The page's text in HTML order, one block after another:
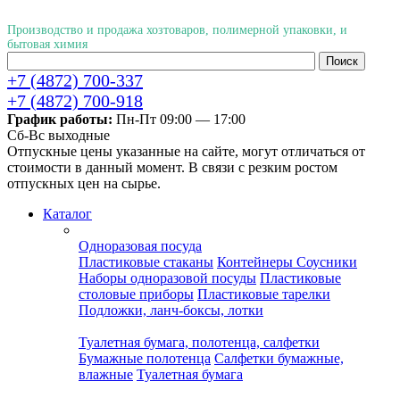
Производство и продажа хозтоваров, полимерной упаковки, и
бытовая химия
+7 (4872) 700-337
+7 (4872) 700-918
График работы: Пн-Пт 09:00 — 17:00
Cб-Вс выходные
Отпускные цены указанные на сайте, могут отличаться от
стоимости в данный момент. В связи с резким ростом
отпускных цен на сырье.
Каталог
Одноразовая посуда
Пластиковые стаканы Контейнеры Соусники
Наборы одноразовой посуды Пластиковые
столовые приборы Пластиковые тарелки
Подложки, ланч-боксы, лотки
Туалетная бумага, полотенца, салфетки
Бумажные полотенца Салфетки бумажные,
влажные Туалетная бумага